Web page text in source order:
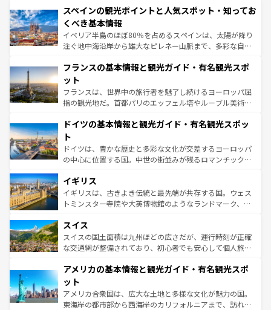
ろん、トスカーナの美しい田園風景やアマルフィ海岸の絶
景など、自然景観も見逃せない。観光の合間には、本場の
ピザやパスタなど、絶品のイタリア料理を堪能することも
できる。朝目覚めてから夜眠るまで、すべての瞬間を楽し
なお、新着のイタリア情報はコンテンツ一覧を参照してほ
しい。
スペインの観光ポイントと人気スポット・知ってお
くべき基本情報
イベリア半島のほぼ80％を占めるスペインは、太陽が降り
注ぐ地中海沿岸から雄大なピレネー山脈まで、多彩な自然
文化が根付くこの国では、情熱的なフラメンコ、熱気あふ
れる闘牛、そして美味しいタパスが生活の一部となってい
る。首都マドリードの洗練された雰囲気や、バルセロナの
アートに溢れた街角から、地方では古代ローマ遺跡や中世
せる。地方によって風土や気候が異なるスペインはその個
ンテンツ一覧 を参照してほしい。
フランスの基本情報と観光ガイド・有名観光スポ
ット
フランスは、世界中の旅行者を魅了し続けるヨーロッパ屈
指の観光地だ。首都パリのエッフェル塔やルーブル美術館
で、幅広い魅力が詰まっている。華麗な宮殿、歴史的な大
聖堂、美しいビーチ、そして豊かな自然が、訪れる者を心
から魅了する。また、フランスは美食の国としても知ら
れ、フランス料理はユネスコ無形文化遺産にも登録されて
香り高いラベンダー畑など、多彩な楽しみ方が可能だ。さ
らに、パリ以外の地域にも魅力が溢れており、どの街角に
も豊かな歴史と文化が息づいている。パリ以外の個性あふ
を参照してほしい。
ドイツの基本情報と観光ガイド・有名観光スポッ
ト
ドイツは、豊かな歴史と多彩な文化が交差するヨーロッパ
の中心に位置する国。中世の街並みが残るロマンチック街
顔を持つこの国は、どこを歩いても飽きることがない。ベ
ルリンの文化的活気、バイエルン州のアルプスの絶景、そ
してライン川沿いのワイン畑といった風景は必見。ビール
は、お酒好きな人にはぜひ体験してほしい。 なお、新着の
ドイツ情報はコンテンツ一覧を参照してほしい。
イギリス
イギリスは、古きよき伝統と最先端が共存する国。ウェス
トミンスター寺院や大英博物館のようなランドマーク、歴
リアごとに異なる魅力がある。また、優雅なアフタヌーン
ティー、ビール好きにはたまらない英国パブ、サッカー観
戦など、本場だからこそできる体験も豊富。イギリスを旅
ンツ一覧を参照してほしい。
スイス
スイスの国土面積は九州ほどの広さだが、運行時刻が正確
な交通網が整備されており、初心者でも安心して個人旅行
の建物がそのまま残る町や、スイスならではのユニークな
博物館もあり、アルプス観光だけでなく町歩きも満喫する
ことができる。国民の所得が高いため物価も高いが、旅行
者向けの交通パス提供のサービスもあり、うまく活用すれ
アメリカの基本情報と観光ガイド・有名観光スポ
ット
アメリカ合衆国は、広大な土地と多様な文化が魅力の国。
東海岸の都市部から西海岸のカリフォルニアまで、訪れる